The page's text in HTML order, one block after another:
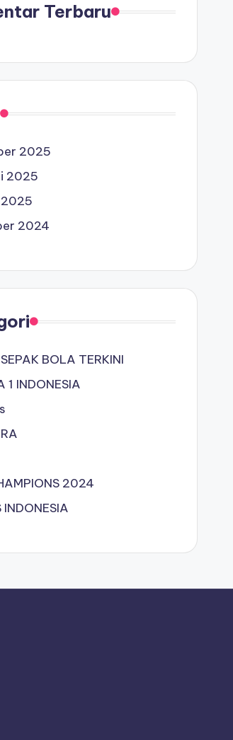
Terbaru
2025
2025
2024
BOLA TERKINI
1 INDONESIA
2024